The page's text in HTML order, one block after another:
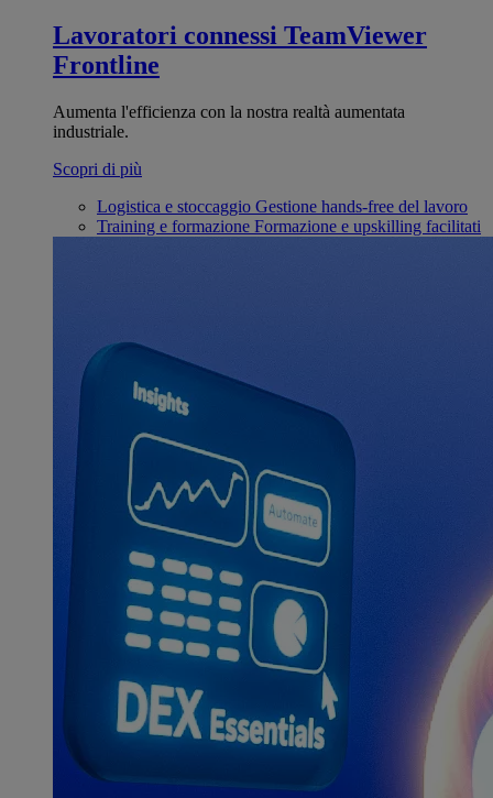
Lavoratori connessi TeamViewer
Frontline
Aumenta l'efficienza con la nostra realtà aumentata
industriale.
Scopri di più
Logistica e stoccaggio Gestione hands-free del lavoro
Training e formazione Formazione e upskilling facilitati